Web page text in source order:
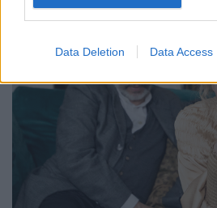
Data Deletion Data Access